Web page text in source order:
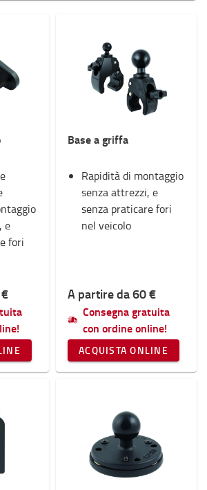
forche
Carrelli con rotelle
e
fori
Base a griffa
Rapidità di montaggio
senza attrezzi, e
senza praticare fori
nel veicolo
A partire da 60 €
Consegna gratuita
con ordine online!
ACQUISTA ONLINE